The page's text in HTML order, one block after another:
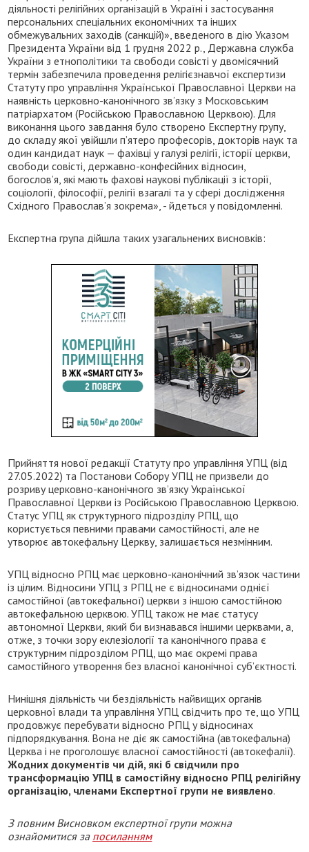
діяльності релігійних організацій в Україні і застосування
персональних спеціальних економічних та інших
обмежувальних заходів (санкцій)», введеного в дію Указом
Президента України від 1 грудня 2022 р., Державна служба
України з етнополітики та свободи совісті у двомісячний
термін забезпечила проведення релігієзнавчої експертизи
Статуту про управління Української Православної Церкви на
наявність церковно-канонічного зв’язку з Московським
патріархатом (Російською Православною Церквою). Для
виконання цього завдання було створено Експертну групу,
до складу якої увійшли п’ятеро професорів, докторів наук та
один кандидат наук — фахівці у галузі релігії, історії церкви,
свободи совісті, державно-конфесійних відносин,
богослов’я, які мають фахові наукові публікації з історії,
соціології, філософії, релігії взагалі та у сфері дослідження
Східного Православ’я зокрема», - йдеться у повідомленні.
Експертна група дійшла таких узагальнених висновків:
Прийняття нової редакції Статуту про управління УПЦ (від
27.05.2022) та Постанови Собору УПЦ не призвели до
розриву церковно-канонічного зв’язку Української
Православної Церкви із Російською Православною Церквою.
Статус УПЦ як структурного підрозділу РПЦ, що
користується певними правами самостійності, але не
утворює автокефальну Церкву, залишається незмінним.
УПЦ відносно РПЦ має церковно-канонічний зв’язок частини
із цілим. Відносини УПЦ з РПЦ не є відносинами однієї
самостійної (автокефальної) церкви з іншою самостійною
автокефальною церквою. УПЦ також не має статусу
автономної Церкви, який би визнавався іншими церквами, а,
отже, з точки зору еклезіології та канонічного права є
структурним підрозділом РПЦ, що має окремі права
самостійного утворення без власної канонічної суб’єктності.
Нинішня діяльність чи бездіяльність найвищих органів
церковної влади та управління УПЦ свідчить про те, що УПЦ
продовжує перебувати відносно РПЦ у відносинах
підпорядкування. Вона не діє як самостійна (автокефальна)
Церква і не проголошує власної самостійності (автокефалії).
Жодних документів чи дій, які б свідчили про
трансформацію УПЦ в самостійну відносно РПЦ релігійну
організацію, членами Експертної групи не виявлено.
З повним Висновком експертної групи можна
ознайомитися за посиланням